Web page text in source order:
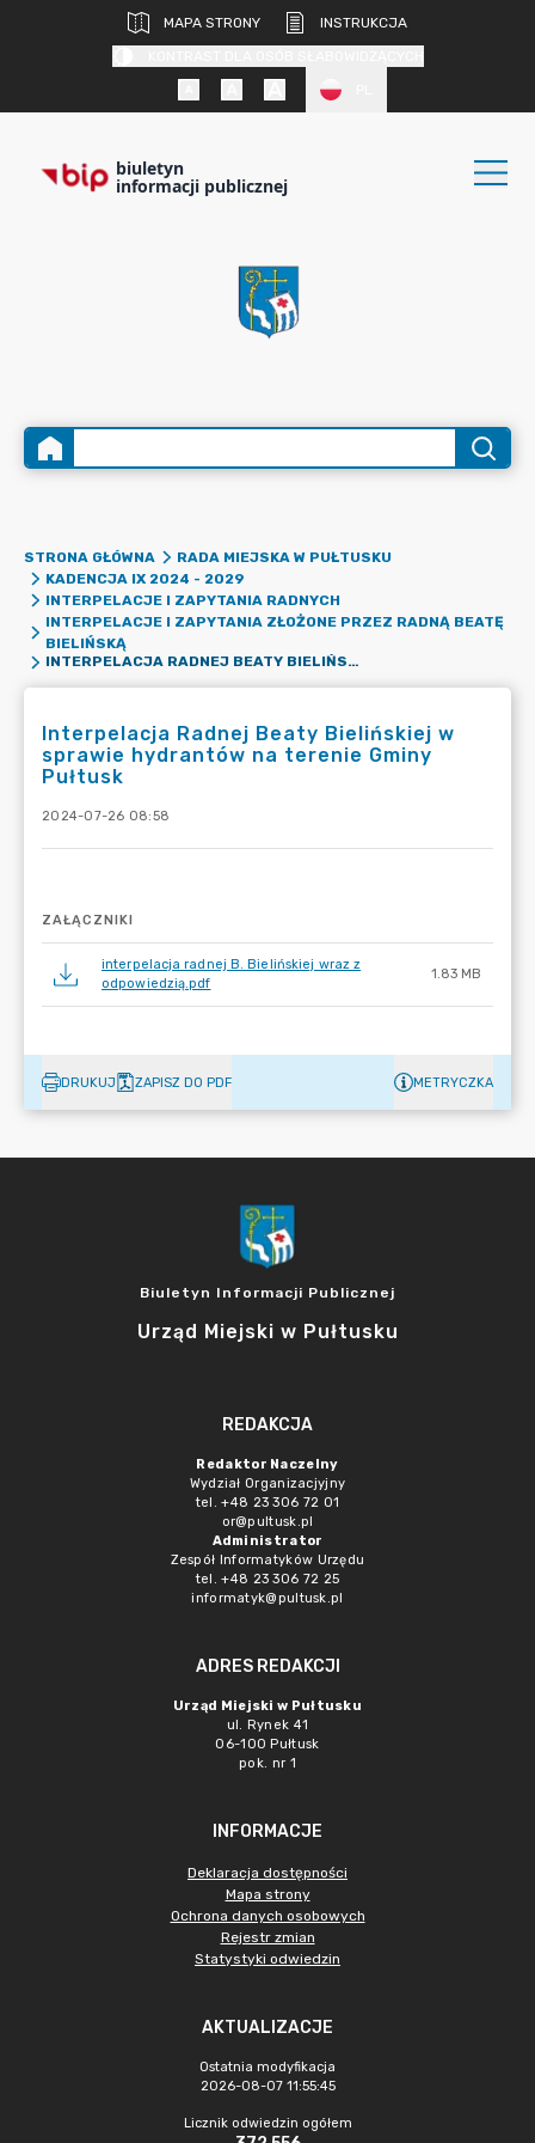
MAPA STRONY
INSTRUKCJA
biuletyn
informacji publicznej
STRONA GŁÓWNA
RADA MIEJSKA W PUŁTUSKU
KADENCJA IX 2024 - 2029
INTERPELACJE I ZAPYTANIA RADNYCH
INTERPELACJE I ZAPYTANIA ZŁOŻONE PRZEZ RADNĄ BEATĘ
BIELIŃSKĄ
INTERPELACJA RADNEJ BEATY BIELIŃSKIEJ W SPRAWIE HYDRANTÓW NA TERENIE GMINY PUŁTUSK
Interpelacja Radnej Beaty Bielińskiej w
sprawie hydrantów na terenie Gminy
Pułtusk
2024-07-26 08:58
ZAŁĄCZNIKI
interpelacja radnej B. Bielińskiej wraz z
odpowiedzią.pdf
1.83 MB
DRUKUJ ZAPISZ DO PDF METRYCZKA
Biuletyn Informacji Publicznej
Urząd Miejski w Pułtusku
REDAKCJA
Redaktor Naczelny
Wydział Organizacjyjny
tel. +48 23 306 72 01
or@pultusk.pl
Administrator
Zespół Informatyków Urzędu
tel. +48 23 306 72 25
informatyk@pultusk.pl
ADRES REDAKCJI
Urząd Miejski w Pułtusku
ul. Rynek 41
06-100 Pułtusk
pok. nr 1
INFORMACJE
Deklaracja dostępności
Mapa strony
Ochrona danych osobowych
Rejestr zmian
Statystyki odwiedzin
AKTUALIZACJE
Ostatnia modyfikacja
2026-08-07 11:55:45
Licznik odwiedzin ogółem